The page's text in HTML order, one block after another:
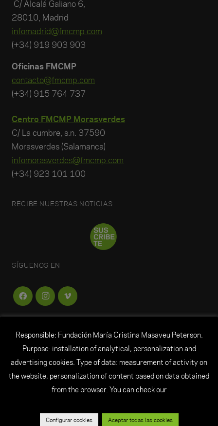
C/ Alcalá Galiano 6,
28010, Madrid
infomadrid@fmcmp.com
(+34) 919 903 903
Oficinas FMCMP
contacto@fmcmp.com
(+34) 915 764 737
Centro FMCMP Morasverdes
C/ La cumbre, s.n. 37590
Morasverdes (Salamanca)
infomorasverdes@fmcmp.com
(+34) 923 101 100
RECIBE NUESTRAS NOTICIAS
SÍGUENOS EN
© Todos los derechos reservados Fundación María
Cristina Masaveu Peterson
Créditos|Canal ético
Responsible: Fundación María Cristina Masaveu Peterson.
Purpose: installation of analytical, personalization and
advertising cookies. Type of data: measurement of activity on
the website, personalization of content based on data obtained
from the browser. You can check our
Configurar cookies Aceptar todas las cookies